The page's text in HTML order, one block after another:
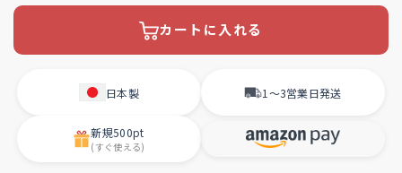
カートに入れる
日本製 1〜3営業日発送
新規500pt
(すぐ使える)